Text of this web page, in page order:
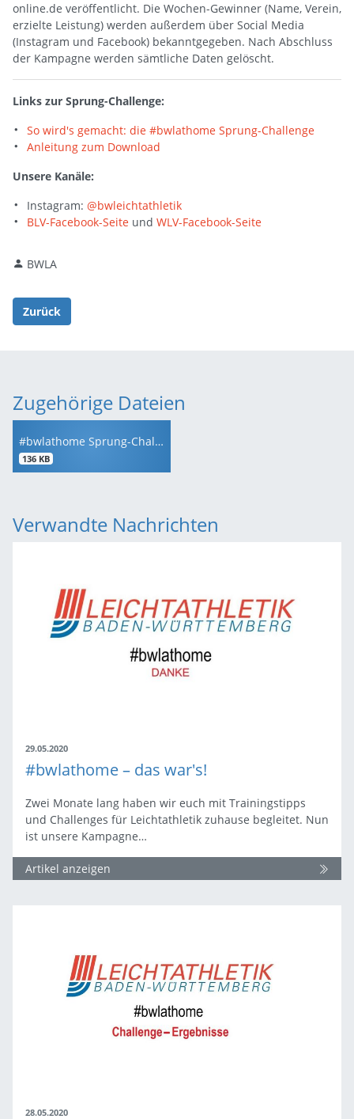
online.de veröffentlicht. Die Wochen-Gewinner (Name, Verein,
erzielte Leistung) werden außerdem über Social Media
(Instagram und Facebook) bekanntgegeben. Nach Abschluss
der Kampagne werden sämtliche Daten gelöscht.
Links zur Sprung-Challenge:
So wird's gemacht: die #bwlathome Sprung-Challenge
Anleitung zum Download
Unsere Kanäle:
Instagram:@bwleichtathletik
BLV-Facebook-Seite undWLV-Facebook-Seite
BWLA
Zurück
Zugehörige Dateien
#bwlathome Sprung-Challenge Anleitung
136 KB
Verwandte Nachrichten
29.05.2020
#bwlathome – das war's!
Zwei Monate lang haben wir euch mit Trainingstipps
und Challenges für Leichtathletik zuhause begleitet. Nun
ist unsere Kampagne…
Artikel anzeigen
28.05.2020